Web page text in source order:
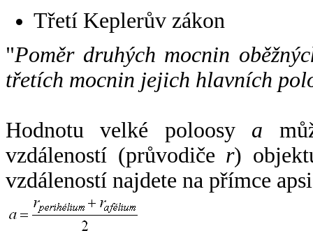
Třetí Keplerův zákon
"Poměr druhých mocnin
třetích mocnin jejich hlavních
Hodnotu velké poloosy a
vzdáleností (průvodiče r)
vzdáleností najdete na přímce